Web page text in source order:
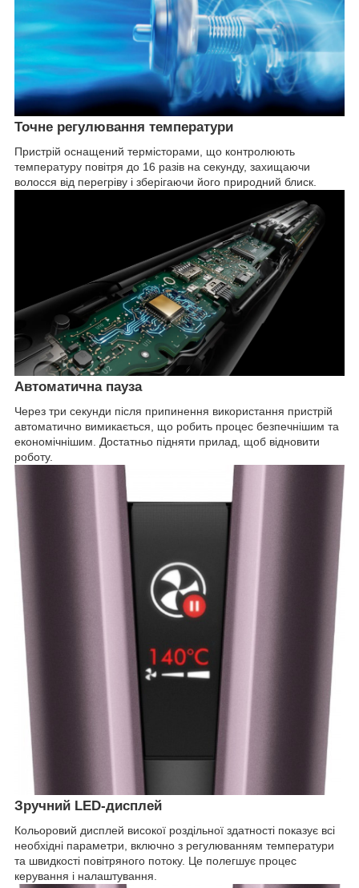
Точне регулювання температури
Пристрій оснащений термісторами, що контролюють
температуру повітря до 16 разів на секунду, захищаючи
волосся від перегріву і зберігаючи його природний блиск.
Автоматична пауза
Через три секунди після припинення використання пристрій
автоматично вимикається, що робить процес безпечнішим та
економічнішим. Достатньо підняти прилад, щоб відновити
роботу.
Зручний LED-дисплей
Кольоровий дисплей високої роздільної здатності показує всі
необхідні параметри, включно з регулюванням температури
та швидкості повітряного потоку. Це полегшує процес
керування і налаштування.